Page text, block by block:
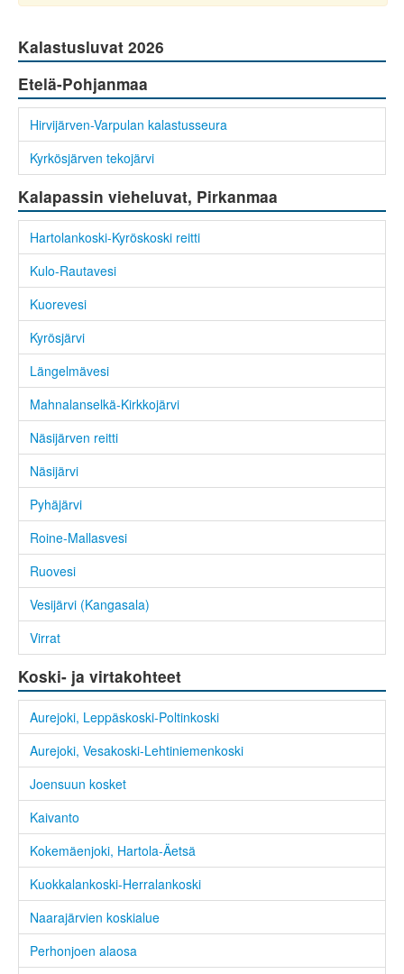
Kalastusluvat 2026
Etelä-Pohjanmaa
Hirvijärven-Varpulan kalastusseura
Kyrkösjärven tekojärvi
Kalapassin vieheluvat, Pirkanmaa
Hartolankoski-Kyröskoski reitti
Kulo-Rautavesi
Kuorevesi
Kyrösjärvi
Längelmävesi
Mahnalanselkä-Kirkkojärvi
Näsijärven reitti
Näsijärvi
Pyhäjärvi
Roine-Mallasvesi
Ruovesi
Vesijärvi (Kangasala)
Virrat
Koski- ja virtakohteet
Aurejoki, Leppäskoski-Poltinkoski
Aurejoki, Vesakoski-Lehtiniemenkoski
Joensuun kosket
Kaivanto
Kokemäenjoki, Hartola-Äetsä
Kuokkalankoski-Herralankoski
Naarajärvien koskialue
Perhonjoen alaosa